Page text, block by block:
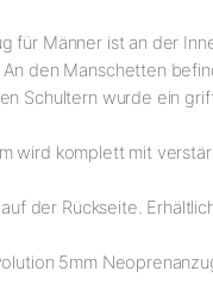
für Männer ist an der
den Manschetten
Schultern wurde ein
wird komplett mit
der Rückseite.
5mm